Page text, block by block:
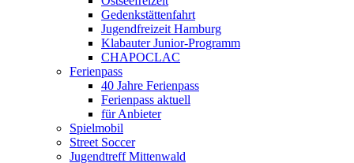
Gedenkstättenfahrt
Jugendfreizeit Hamburg
Klabauter Junior-Programm
CHAPOCLAC
Ferienpass
40 Jahre Ferienpass
Ferienpass aktuell
für Anbieter
Spielmobil
Street Soccer
Jugendtreff Mittenwald